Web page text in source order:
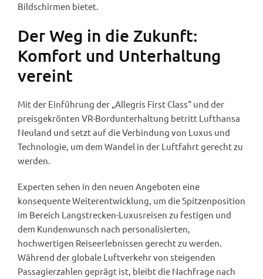
Bildschirmen bietet.
Der Weg in die Zukunft:
Komfort und Unterhaltung
vereint
Mit der Einführung der „Allegris First Class“ und der
preisgekrönten VR-Bordunterhaltung betritt Lufthansa
Neuland und setzt auf die Verbindung von Luxus und
Technologie, um dem Wandel in der Luftfahrt gerecht zu
werden.
Experten sehen in den neuen Angeboten eine
konsequente Weiterentwicklung, um die Spitzenposition
im Bereich Langstrecken-Luxusreisen zu festigen und
dem Kundenwunsch nach personalisierten,
hochwertigen Reiseerlebnissen gerecht zu werden.
Während der globale Luftverkehr von steigenden
Passagierzahlen geprägt ist, bleibt die Nachfrage nach